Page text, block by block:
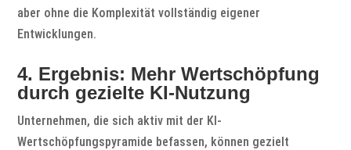
aber ohne die Komplexität vollständig eigener
Entwicklungen.
4. Ergebnis: Mehr Wertschöpfung
durch gezielte KI-Nutzung
Unternehmen, die sich aktiv mit der KI-
Wertschöpfungspyramide befassen, können gezielt